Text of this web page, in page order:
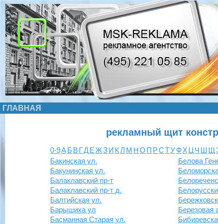
ГЛАВНАЯ
рекламный щит
0-9АБ ВГДЕЖЗИ КЛ М НО П РСТУФХ Ц Ч Ш Щ
Бакинская ул.
Бакунинская ул.
Балаклавский пр-т
Балаклавский пр-т д.
Балтийская ул.
Барышиха ул
Басманная Старая ул.
Белова
Березовая